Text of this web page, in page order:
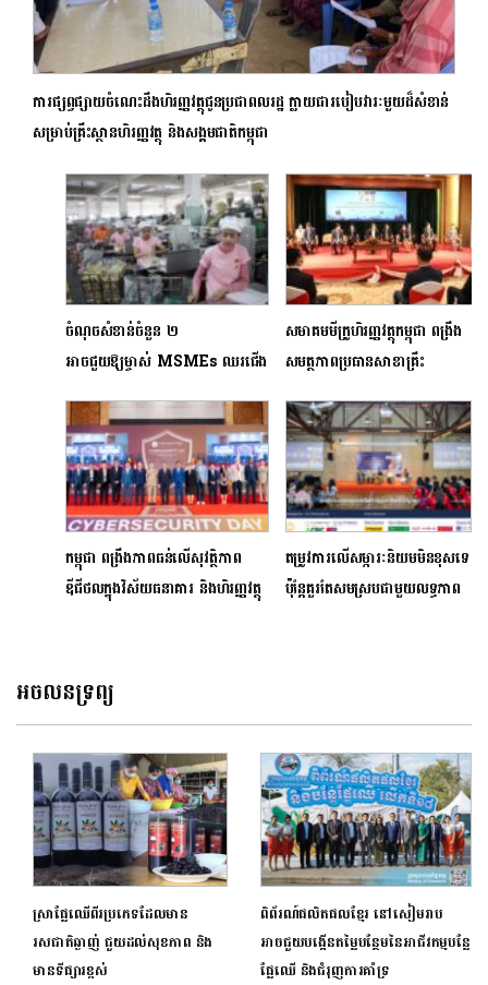
ការផ្សព្វផ្សាយចំណេះដឹងហិរញ្ញវត្ថុជូនប្រជាពលរដ្ឋ ក្លាយជារបៀបវារៈមួយដ៏សំខាន់
សម្រាប់គ្រឹះស្ថានហិរញ្ញវត្ថុ និងសង្គមជាតិកម្ពុជា
ចំណុចសំខាន់ចំនួន ២
អាចជួយឱ្យម្ចាស់ MSMEs ឈរជើង
សមាគមមីក្រូហិរញ្ញវត្ថុកម្ពុជា ពង្រឹង
សមត្ថភាពប្រធានសាខាគ្រឹះ
គ្រប់គ្រងសាខា
កម្ពុជា ពង្រឹងភាពធន់លើសុវត្ថិភាព
ឌីជីថលក្នុងវិស័យធនាគារ និងហិរញ្ញវត្ថុ
តម្រូវការលើសម្ភារៈនិយមមិនខុសទេ
ប៉ុន្តែគួរតែសមស្របជាមួយលទ្ធភាព
អចលនទ្រព្យ
ស្រាផ្លែឈើពីរប្រភេទដែលមាន
រសជាតិឆ្ងាញ់ ជួយដល់សុខភាព និង
មានទីផ្សារខ្ពស់
ពិព័រណ៍ផលិតផលខ្មែរ នៅសៀមរាប
អាចជួយបង្កើនតម្លៃបន្ថែមនៃអាជីវកម្មបន្លែ
ផ្លែឈើ និងជំរុញការគាំទ្រ